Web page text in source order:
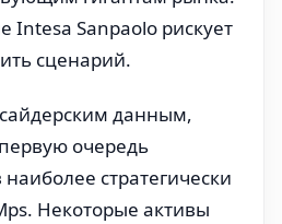
Intesa Sanpaolo рискует
сценарий.
данным,
очередь
стратегически
Некоторые активы